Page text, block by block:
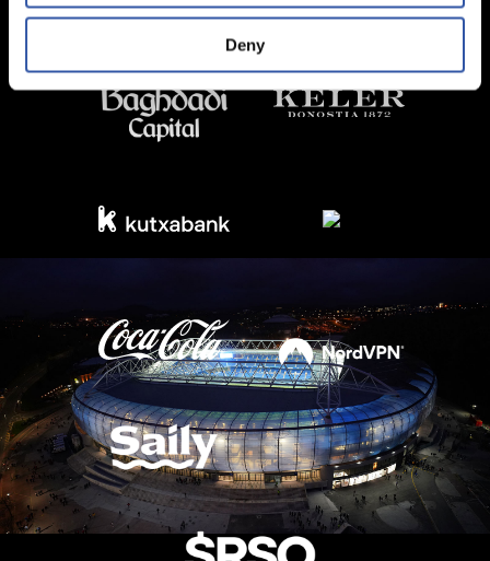
Deny